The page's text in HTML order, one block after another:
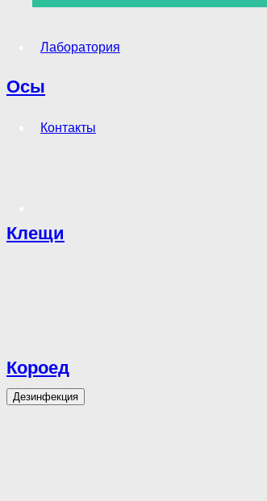
Лаборатория
Контакты
Осы
Клещи
Короед
Дезинфекция